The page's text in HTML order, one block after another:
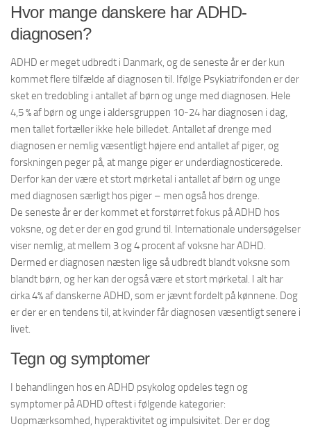
Hvor mange danskere har ADHD-
diagnosen?
ADHD er meget udbredt i Danmark, og de seneste år er der kun
kommet flere tilfælde af diagnosen til. Ifølge Psykiatrifonden er der
sket en tredobling i antallet af børn og unge med diagnosen. Hele
4,5 % af børn og unge i aldersgruppen 10-24 har diagnosen i dag,
men tallet fortæller ikke hele billedet. Antallet af drenge med
diagnosen er nemlig væsentligt højere end antallet af piger, og
forskningen peger på, at mange piger er underdiagnosticerede.
Derfor kan der være et stort mørketal i antallet af børn og unge
med diagnosen særligt hos piger – men også hos drenge.
De seneste år er der kommet et forstørret fokus på ADHD hos
voksne, og det er der en god grund til. Internationale undersøgelser
viser nemlig, at mellem 3 og 4 procent af voksne har ADHD.
Dermed er diagnosen næsten lige så udbredt blandt voksne som
blandt børn, og her kan der også være et stort mørketal. I alt har
cirka 4% af danskerne ADHD, som er jævnt fordelt på kønnene. Dog
er der er en tendens til, at kvinder får diagnosen væsentligt senere i
livet.
Tegn og symptomer
I behandlingen hos en ADHD psykolog opdeles tegn og
symptomer på ADHD oftest i følgende kategorier:
Uopmærksomhed, hyperaktivitet og impulsivitet. Der er dog